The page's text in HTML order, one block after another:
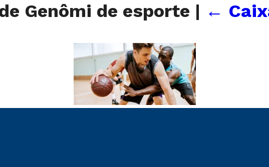
Genômi de esporte | ←